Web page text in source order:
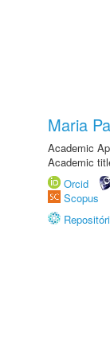
Maria
Academic
Academic
Orcid
Scopus